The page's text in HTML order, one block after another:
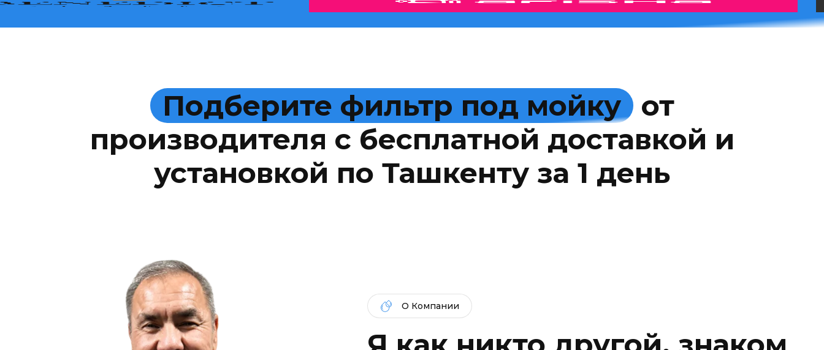
Подберите фильтр под мойку от
производителя с бесплатной доставкой и
установкой по Ташкенту за 1 день
О Компании